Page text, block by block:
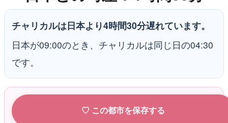
チャリカルは日本より4時間30分遅れています。
日本が09:00のとき、チャリカルは同じ日の04:30
です。
♡ この都市を保存する